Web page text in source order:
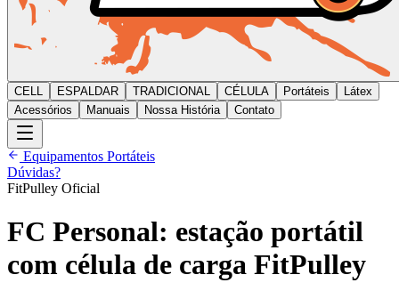
CELL ESPALDAR TRADICIONAL CÉLULA Portáteis
Látex
Acessórios
Manuais Nossa História Contato
Equipamentos Portáteis
Dúvidas?
FitPulley Oficial
FC Personal: estação portátil
com célula de carga FitPulley